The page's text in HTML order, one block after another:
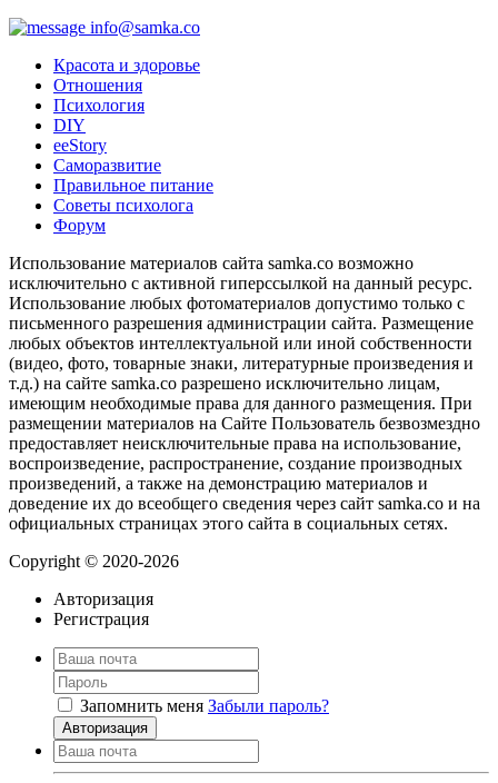
info@samka.co
Красота и здоровье
Отношения
Психология
DIY
ееStory
Саморазвитие
Правильное питание
Советы психолога
Форум
Использование материалов сайта samka.co возможно
исключительно с активной гиперссылкой на данный ресурс.
Использование любых фотоматериалов допустимо только с
письменного разрешения администрации сайта. Размещение
любых объектов интеллектуальной или иной собственности
(видео, фото, товарные знаки, литературные произведения и
т.д.) на сайте samka.co разрешено исключительно лицам,
имеющим необходимые права для данного размещения. При
размещении материалов на Сайте Пользователь безвозмездно
предоставляет неисключительные права на использование,
воспроизведение, распространение, создание производных
произведений, а также на демонстрацию материалов и
доведение их до всеобщего сведения через сайт samka.co и на
официальных страницах этого сайта в социальных сетях.
Copyright © 2020-2026
Авторизация
Регистрация
Запомнить меня Забыли пароль?
Авторизация